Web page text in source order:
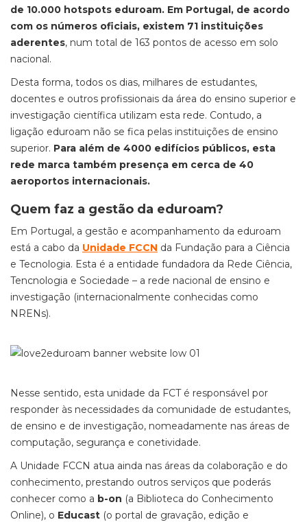
de 10.000 hotspots eduroam. Em Portugal, de acordo
com os números oficiais, existem 71 instituições
aderentes, num total de 163 pontos de acesso em solo
nacional.
Desta forma, todos os dias, milhares de estudantes,
docentes e outros profissionais da área do ensino superior e
investigação científica utilizam esta rede. Contudo, a
ligação eduroam não se fica pelas instituições de ensino
superior. Para além de 4000 edifícios públicos, esta
rede marca também presença em cerca de 40
aeroportos internacionais.
Quem faz a gestão da eduroam?
Em Portugal, a gestão e acompanhamento da eduroam
está a cabo da Unidade FCCN da Fundação para a Ciência
e Tecnologia. Esta é a entidade fundadora da Rede Ciência,
Tencnologia e Sociedade – a rede nacional de ensino e
investigação (internacionalmente conhecidas como
NRENs).
Nesse sentido, esta unidade da FCT é responsável por
responder às necessidades da comunidade de estudantes,
de ensino e de investigação, nomeadamente nas áreas de
computação, segurança e conetividade.
A Unidade FCCN atua ainda nas áreas da colaboração e do
conhecimento, prestando outros serviços que poderás
conhecer como a b-on (a Biblioteca do Conhecimento
Online), o Educast (o portal de gravação, edição e